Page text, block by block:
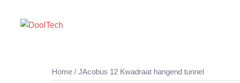
Home / JAcobus 12 Kwadraat hangend tunnel